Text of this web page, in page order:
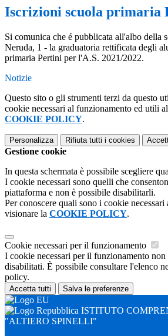
Iscrizioni scuola primaria
Si comunica che é pubblicata all'albo della
Neruda, 1 - la graduatoria rettificata degli
primaria Pertini per l'A.S. 2021/2022.
Notizie
Questo sito o gli strumenti terzi da questo
cookie necessari al funzionamento ed utili
COOKIE POLICY.
Personalizza Rifiuta tutti i cookies
Gestione cookie
In questa schermata è possibile scegliere
I cookie necessari sono quelli che
piattaforma e non è possibile disabilitarli.
Per conoscere quali sono i cookie
visionare la COOKIE POLICY.
Cookie necessari per il funzionamento
I cookie necessari per il funzionamento non
disabilitati. È possibile consultare l'elenco
policy.
Accetta tutti Salva le preferenze
ISTITUTO
"ALTIERO SPINELLI"